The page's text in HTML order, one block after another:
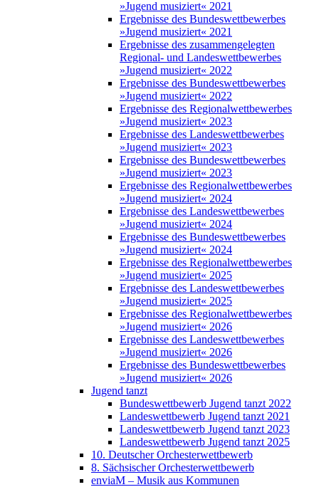
»Jugend musiziert« 2021
Ergebnisse des Bundeswettbewerbes
»Jugend musiziert« 2021
Ergebnisse des zusammengelegten
Regional- und Landeswettbewerbes
»Jugend musiziert« 2022
Ergebnisse des Bundeswettbewerbes
»Jugend musiziert« 2022
Ergebnisse des Regionalwettbewerbes
»Jugend musiziert« 2023
Ergebnisse des Landeswettbewerbes
»Jugend musiziert« 2023
Ergebnisse des Bundeswettbewerbes
»Jugend musiziert« 2023
Ergebnisse des Regionalwettbewerbes
»Jugend musiziert« 2024
Ergebnisse des Landeswettbewerbes
»Jugend musiziert« 2024
Ergebnisse des Bundeswettbewerbes
»Jugend musiziert« 2024
Ergebnisse des Regionalwettbewerbes
»Jugend musiziert« 2025
Ergebnisse des Landeswettbewerbes
»Jugend musiziert« 2025
Ergebnisse des Regionalwettbewerbes
»Jugend musiziert« 2026
Ergebnisse des Landeswettbewerbes
»Jugend musiziert« 2026
Ergebnisse des Bundeswettbewerbes
»Jugend musiziert« 2026
Jugend tanzt
Bundeswettbewerb Jugend tanzt 2022
Landeswettbewerb Jugend tanzt 2021
Landeswettbewerb Jugend tanzt 2023
Landeswettbewerb Jugend tanzt 2025
10. Deutscher Orchesterwettbewerb
8. Sächsischer Orchesterwettbewerb
enviaM – Musik aus Kommunen